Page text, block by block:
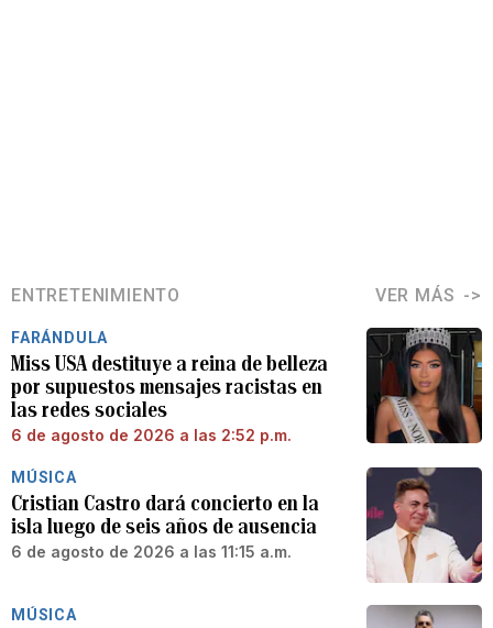
ENTRETENIMIENTO VER MÁS
FARÁNDULA
Miss USA destituye a reina de belleza
por supuestos mensajes racistas en
las redes sociales
6 de agosto de 2026 a las 2:52 p.m.
MÚSICA
Cristian Castro dará concierto en la
isla luego de seis años de ausencia
6 de agosto de 2026 a las 11:15 a.m.
MÚSICA